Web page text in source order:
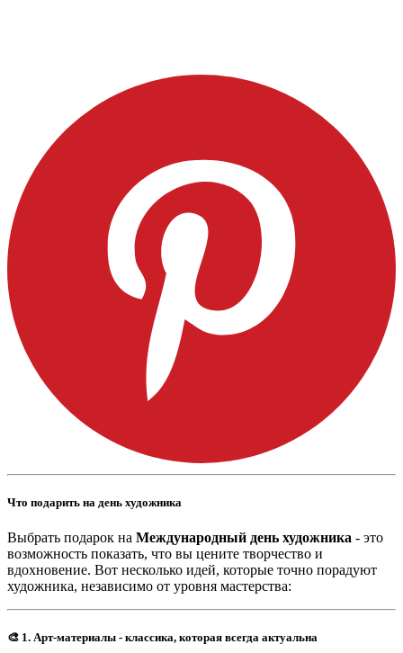
Что подарить на день художника
Выбрать подарок на Международный день художника - это
возможность показать, что вы цените творчество и
вдохновение. Вот несколько идей, которые точно порадуют
художника, независимо от уровня мастерства:
🎨 1. Арт-материалы - классика, которая всегда актуальна